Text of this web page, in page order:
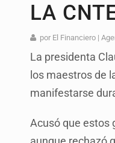
LA
por El Financiero |
La presidenta
los maestros de
manifestarse
Acusó que estos